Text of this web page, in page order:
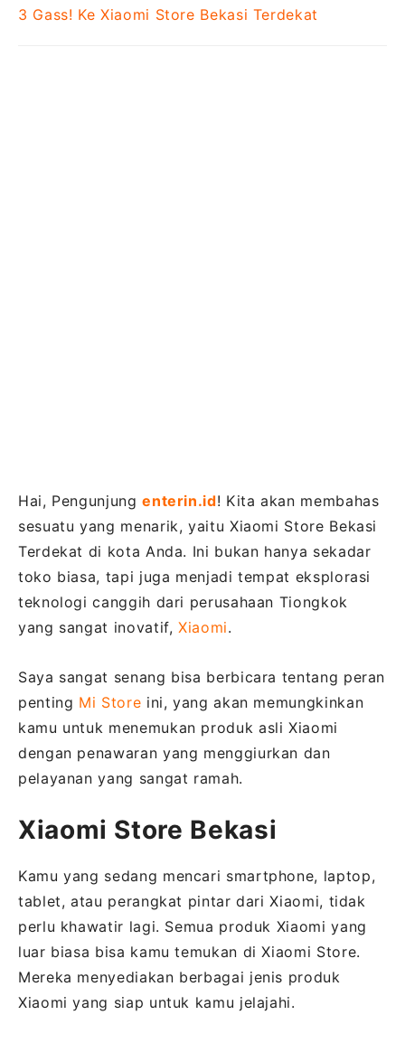
Hai, Pengunjungenterin.id! Kita akan membahas
sesuatu yang menarik, yaitu Xiaomi Store Bekasi
Terdekat di kota Anda. Ini bukan hanya sekadar
toko biasa, tapi juga menjadi tempat eksplorasi
teknologi canggih dari perusahaan Tiongkok
yang sangat inovatif,Xiaomi.
Saya sangat senang bisa berbicara tentang peran
penting Mi Store ini, yang akan memungkinkan
kamu untuk menemukan produk asli Xiaomi
dengan penawaran yang menggiurkan dan
pelayanan yang sangat ramah.
Xiaomi Store Bekasi
Kamu yang sedang mencari smartphone, laptop,
tablet, atau perangkat pintar dari Xiaomi, tidak
perlu khawatir lagi. Semua produk Xiaomi yang
luar biasa bisa kamu temukan di Xiaomi Store.
Mereka menyediakan berbagai jenis produk
Xiaomi yang siap untuk kamu jelajahi.
3 Gass! Ke Xiaomi Store Bekasi Terdekat